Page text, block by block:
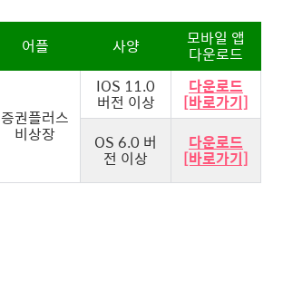
어플 사양 모바일 앱
다운로드
증권플러스
비상장
IOS 11.0
버전 이상
다운로드
[바로가기]
OS 6.0 버
전 이상
다운로드
[바로가기]